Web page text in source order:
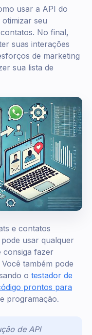
usar a API do
otimizar seu
No final,
suas interações
de marketing
sua lista de
e contatos
usar qualquer
consiga fazer
também pode
o testador de
prontos para
programação.
de API